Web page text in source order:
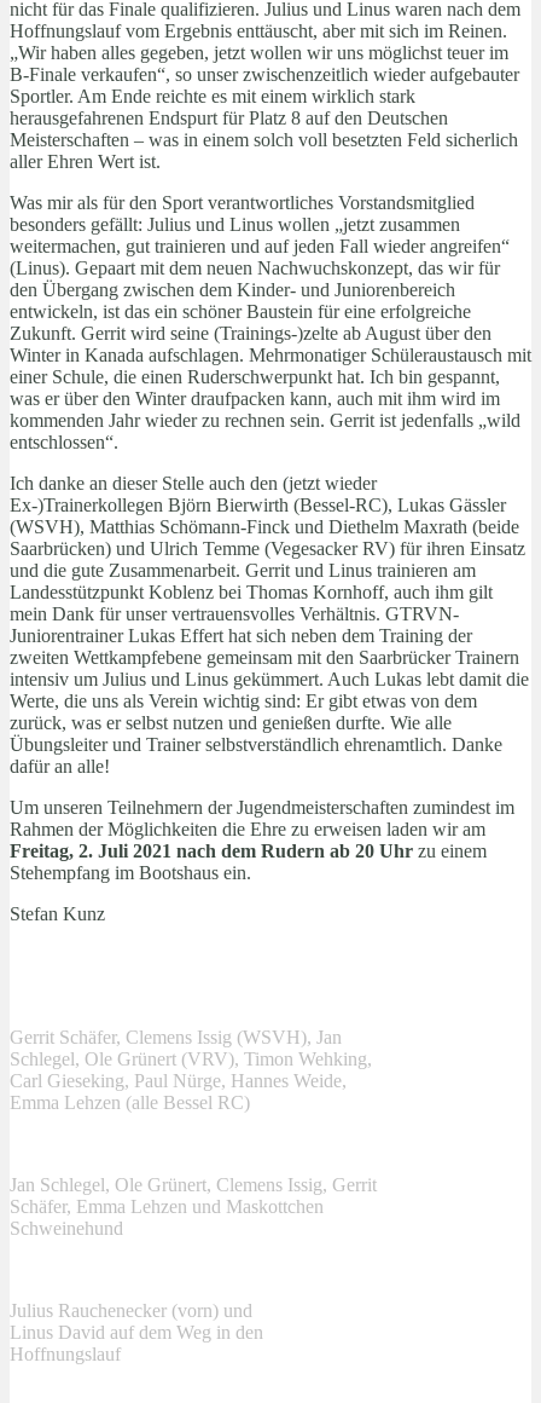
nicht für das Finale qualifizieren. Julius und Linus waren nach dem
Hoffnungslauf vom Ergebnis enttäuscht, aber mit sich im Reinen.
„Wir haben alles gegeben, jetzt wollen wir uns möglichst teuer im
B-Finale verkaufen“, so unser zwischenzeitlich wieder aufgebauter
Sportler. Am Ende reichte es mit einem wirklich stark
herausgefahrenen Endspurt für Platz 8 auf den Deutschen
Meisterschaften – was in einem solch voll besetzten Feld sicherlich
aller Ehren Wert ist.
Was mir als für den Sport verantwortliches Vorstandsmitglied
besonders gefällt: Julius und Linus wollen „jetzt zusammen
weitermachen, gut trainieren und auf jeden Fall wieder angreifen“
(Linus). Gepaart mit dem neuen Nachwuchskonzept, das wir für
den Übergang zwischen dem Kinder- und Juniorenbereich
entwickeln, ist das ein schöner Baustein für eine erfolgreiche
Zukunft. Gerrit wird seine (Trainings-)zelte ab August über den
Winter in Kanada aufschlagen. Mehrmonatiger Schüleraustausch mit
einer Schule, die einen Ruderschwerpunkt hat. Ich bin gespannt,
was er über den Winter draufpacken kann, auch mit ihm wird im
kommenden Jahr wieder zu rechnen sein. Gerrit ist jedenfalls „wild
entschlossen“.
Ich danke an dieser Stelle auch den (jetzt wieder
Ex-)Trainerkollegen Björn Bierwirth (Bessel-RC), Lukas Gässler
(WSVH), Matthias Schömann-Finck und Diethelm Maxrath (beide
Saarbrücken) und Ulrich Temme (Vegesacker RV) für ihren Einsatz
und die gute Zusammenarbeit. Gerrit und Linus trainieren am
Landesstützpunkt Koblenz bei Thomas Kornhoff, auch ihm gilt
mein Dank für unser vertrauensvolles Verhältnis. GTRVN-
Juniorentrainer Lukas Effert hat sich neben dem Training der
zweiten Wettkampfebene gemeinsam mit den Saarbrücker Trainern
intensiv um Julius und Linus gekümmert. Auch Lukas lebt damit die
Werte, die uns als Verein wichtig sind: Er gibt etwas von dem
zurück, was er selbst nutzen und genießen durfte. Wie alle
Übungsleiter und Trainer selbstverständlich ehrenamtlich. Danke
dafür an alle!
Um unseren Teilnehmern der Jugendmeisterschaften zumindest im
Rahmen der Möglichkeiten die Ehre zu erweisen laden wir am
Freitag, 2. Juli 2021 nach dem Rudern ab 20 Uhr zu einem
Stehempfang im Bootshaus ein.
Stefan Kunz
Gerrit Schäfer, Clemens Issig (WSVH), Jan
Schlegel, Ole Grünert (VRV), Timon Wehking,
Carl Gieseking, Paul Nürge, Hannes Weide,
Emma Lehzen (alle Bessel RC)
Jan Schlegel, Ole Grünert, Clemens Issig, Gerrit
Schäfer, Emma Lehzen und Maskottchen
Schweinehund
Julius Rauchenecker (vorn) und
Linus David auf dem Weg in den
Hoffnungslauf